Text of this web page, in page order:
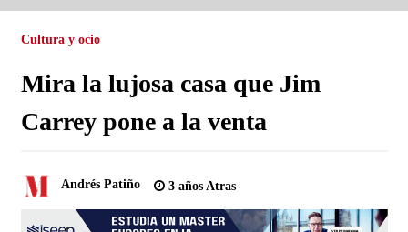
Cultura y ocio
Mira la lujosa casa que Jim
Carrey pone a la venta
Andrés Patiño 3 años Atras